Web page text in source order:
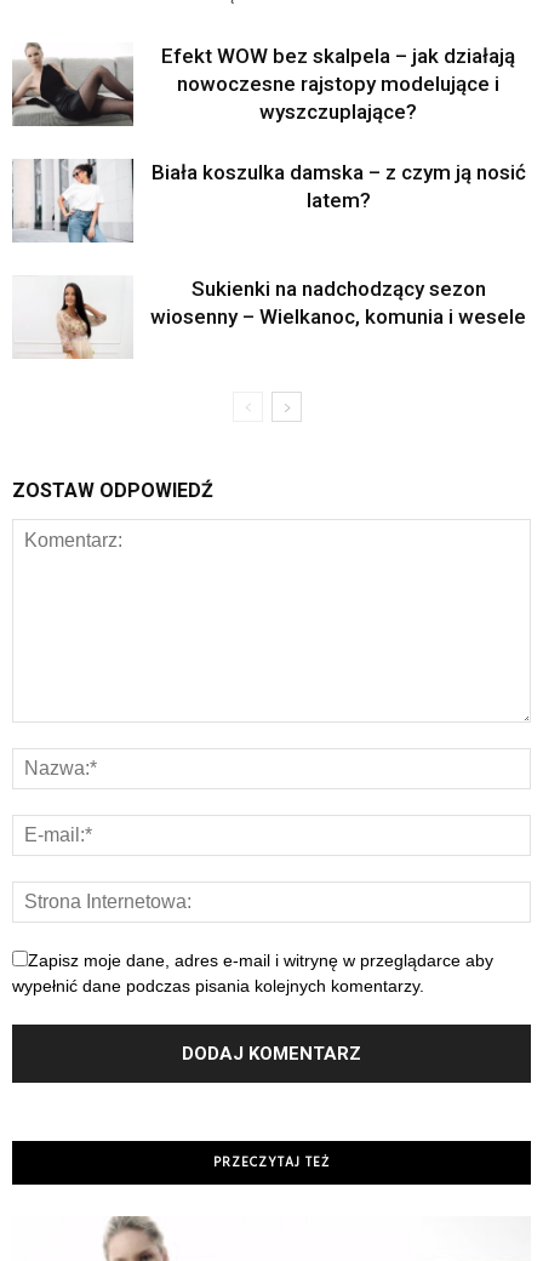
Efekt WOW bez skalpela – jak działają
nowoczesne rajstopy modelujące i
wyszczuplające?
Biała koszulka damska – z czym ją nosić
latem?
Sukienki na nadchodzący sezon
wiosenny – Wielkanoc, komunia i wesele
ZOSTAW ODPOWIEDŹ
Zapisz moje dane, adres e-mail i witrynę w przeglądarce aby
wypełnić dane podczas pisania kolejnych komentarzy.
PRZECZYTAJ TEŻ